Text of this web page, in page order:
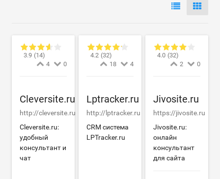
3.9 (14)
4
0
Cleversite.ru
http://cleversite.ru
Cleversite.ru:
удобный
консультант и
чат
4.2 (32)
18
4
Lptracker.ru
http://lptracker.ru
CRM cистема
LPTracker.ru
4.0 (32)
2
0
Jivosite.ru
https://jivosite.ru
Jivosite.ru:
онлайн
консультант
для сайта